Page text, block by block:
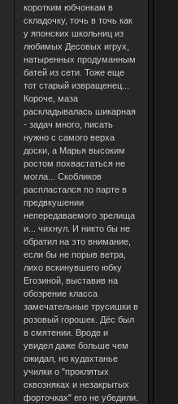
коротким юбчонкам в
складочку, точь в точь как
у японских школьниц из
любимых Десовых игрух,
натыренных продуманным
батей из сети. Тоже еще
тот старый извращенец...
Короче, маза
раскладывалась шикарная
- задач много, писать
нужно с самого верха
доски, а Марья высоким
ростом похвастаться не
могла... Скобликов
распластался по парте в
предвкушении
непередаваемого зрелища
и... чихнул. И никто бы не
обратил на это внимание,
если бы не порыв ветра,
лихо вскинувшего юбку
Егозиной, выставив на
обозрение класса
замечательные трусишки в
розовый горошек. Дёс был
в смятении. Вроде и
увидел даже больше чем
ожидал, но кудахтанье
училки о "проклятых
сквозняках и незакрытых
форточках" его не убедили.